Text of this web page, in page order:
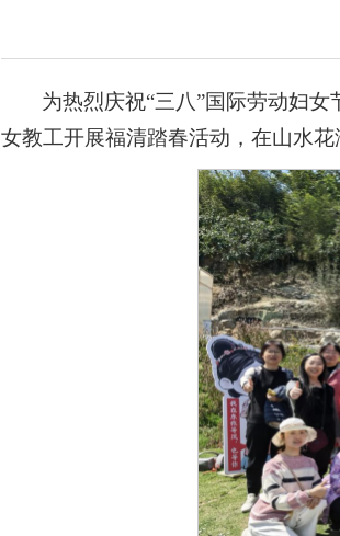
为热烈庆祝“三八”国际劳动妇
女教工开展福清踏春活动，在山水